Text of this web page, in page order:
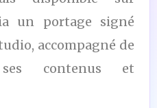
un portage signé
accompagné de
contenus et